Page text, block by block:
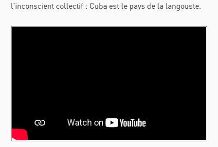
l'inconscient collectif : Cuba est le pays de la langouste.